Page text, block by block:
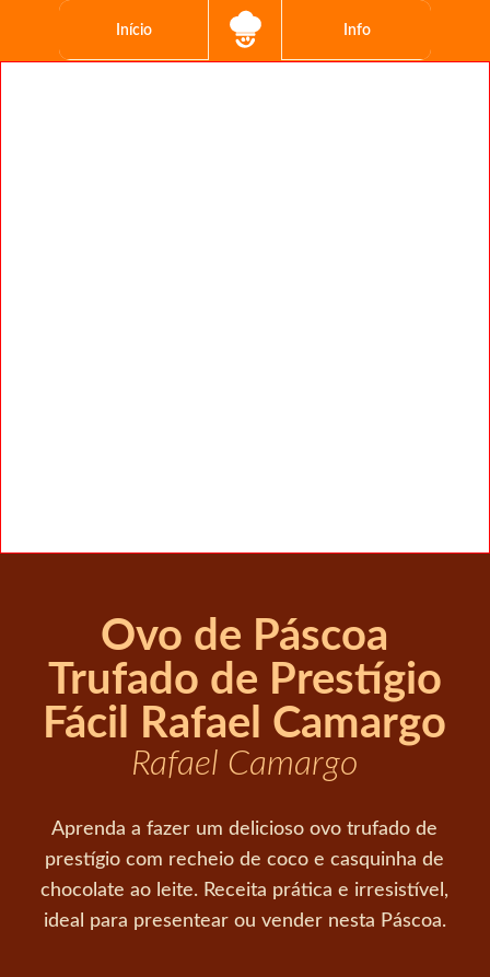
Início Info
Ovo de Páscoa
Trufado de Prestígio
Fácil Rafael Camargo
Rafael Camargo
Aprenda a fazer um delicioso ovo trufado de
prestígio com recheio de coco e casquinha de
chocolate ao leite. Receita prática e irresistível,
ideal para presentear ou vender nesta Páscoa.